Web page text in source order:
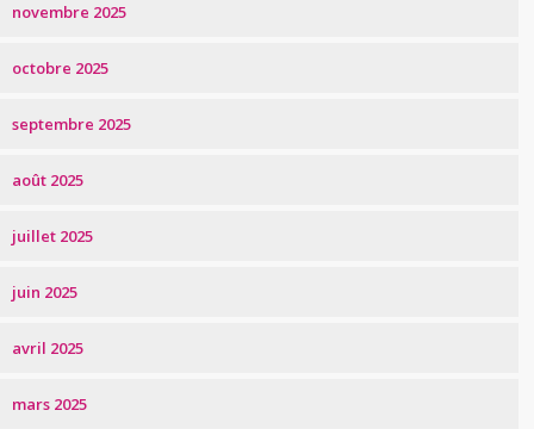
novembre 2025
octobre 2025
septembre 2025
août 2025
juillet 2025
juin 2025
avril 2025
mars 2025